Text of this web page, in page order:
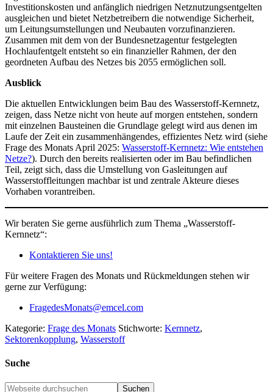
Investitionskosten und anfänglich niedrigen Netznutzungsentgelten
ausgleichen und bietet Netzbetreibern die notwendige Sicherheit,
um Leitungsumstellungen und Neubauten vorzufinanzieren.
Zusammen mit dem von der Bundesnetzagentur festgelegten
Hochlaufentgelt entsteht so ein finanzieller Rahmen, der den
geordneten Aufbau des Netzes bis 2055 ermöglichen soll.
Ausblick
Die aktuellen Entwicklungen beim Bau des Wasserstoff-Kernnetz,
zeigen, dass Netze nicht von heute auf morgen entstehen, sondern
mit einzelnen Bausteinen die Grundlage gelegt wird aus denen im
Laufe der Zeit ein zusammenhängendes, effizientes Netz wird (siehe
Frage des Monats April 2025: Wasserstoff-Kernnetz: Wie entstehen
Netze?). Durch den bereits realisierten oder im Bau befindlichen
Teil, zeigt sich, dass die Umstellung von Gasleitungen auf
Wasserstoffleitungen machbar ist und zentrale Akteure dieses
Vorhaben vorantreiben.
Wir beraten Sie gerne ausführlich zum Thema „Wasserstoff-
Kernnetz“:
Kontaktieren Sie uns!
Für weitere Fragen des Monats und Rückmeldungen stehen wir
gerne zur Verfügung:
FragedesMonats@emcel.com
Kategorie: Frage des Monats Stichworte: Kernnetz,
Sektorenkopplung, Wasserstoff
Suche